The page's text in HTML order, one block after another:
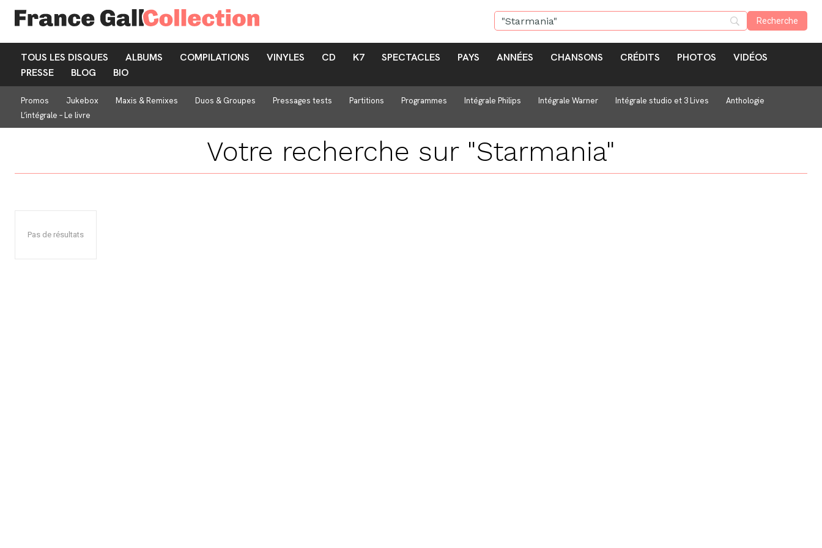
TOUS LES DISQUES ALBUMS COMPILATIONS VINYLES CD K7 SPECTACLES PAYS ANNÉES CHANSONS CRÉDITS PHOTOS
VIDÉOS
PRESSE
BLOG BIO
Promos Jukebox Maxis & Remixes Duos & Groupes Pressages tests Partitions Programmes Intégrale Philips Intégrale Warner Intégrale studio et 3 Lives
Anthologie
L’intégrale – Le livre
Votre recherche sur "Starmania"
Pas de résultats